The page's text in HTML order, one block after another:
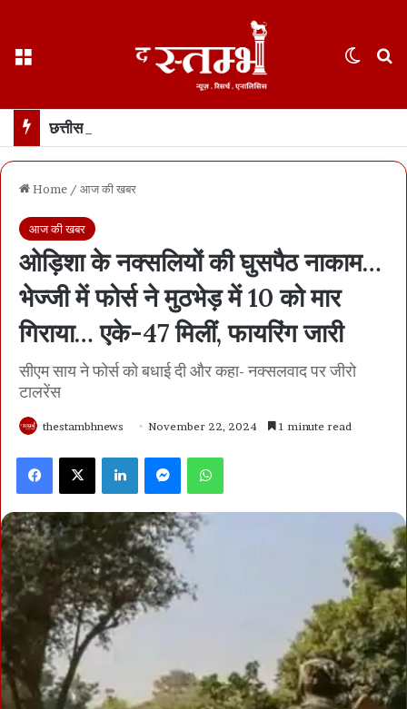
Home / आज की खबर
आज की खबर
ओड़िशा के नक्सलियों की घुसपैठ नाकाम…
भेज्जी में फोर्स ने मुठभेड़ में 10 को मार
गिराया… एके-47 मिलीं, फायरिंग जारी
सीएम साय ने फोर्स को बधाई दी और कहा- नक्सलवाद पर जीरो
टालरेंस
thestambhnews November 22, 2024 1 minute read
Facebook X LinkedIn